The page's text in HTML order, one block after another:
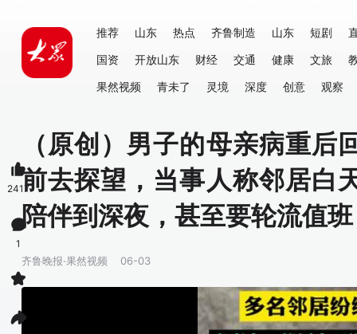
推荐 山东 热点 齐鲁制造 山东 短剧
国资
开放山东 财经 交通 健康 文旅
果然视频
青未了 灵境 深度 创意 观察
（原创）男子的母亲病重
前去探望，当事人称邻居白
陪伴到深夜，甚至要轮流值班
齐鲁晚报·果然视频 06-03
2417
1